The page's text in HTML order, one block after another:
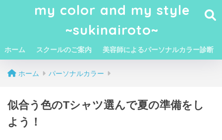
my color and my style
~sukinairoto~
ホーム スクールのご案内 美容師によるパーソナルカラー診断
ホーム パーソナルカラー
似合う色のTシャツ選んで夏の準備をし
よう！